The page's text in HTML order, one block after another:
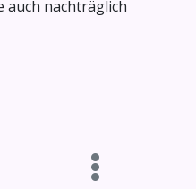
auch nachträglich